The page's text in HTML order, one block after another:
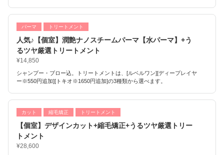
パーマ トリートメント
人気♪【個室】潤艶ナノスチームパーマ【水パーマ】+う
るツヤ厳選トリートメント
¥14,850
シャンプー・ブロー込。トリートメントは、[ルベルワン][ディープレイヤ
ー※550円追加][トキオ※1650円追加]の3種類から選べます。
カット 縮毛矯正 トリートメント
【個室】デザインカット+縮毛矯正+うるツヤ厳選トリー
トメント
¥28,600